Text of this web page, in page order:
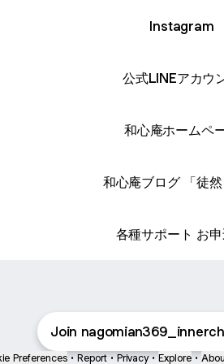
Instagram
公式LINEアカウ
和心庵ホームペ
和心庵ブログ 「徒然
各種サポート お
Join
Preferences • Report • Privacy • Explore •